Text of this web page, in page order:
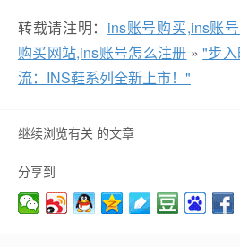
转载请注明： ins账号购买,ins账
购买网站,ins账号怎么注册 »"步
流：INS鞋系列全新上市！"
继续浏览有关 的文章
分享到